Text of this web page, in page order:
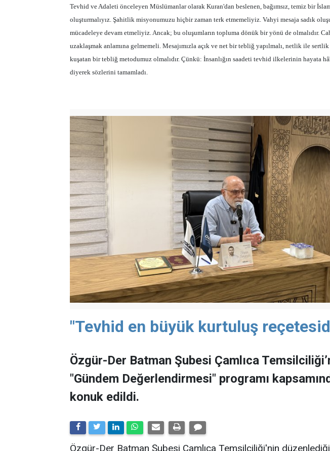
Tevhid ve Adaleti önceleyen Müslümanlar olarak Kuran'dan beslenen, bağımsız, temiz bir
oluşturmalıyız. Şahitlik misyonumuzu hiçbir zaman terk etmemeliyiz. Vahyi mesaja sadık
mücadeleye devam etmeliyiz. Ancak; bu oluşumların topluma dönük bir yönü de olmalıdır.
uzaklaşmak anlamına gelmemeli. Mesajımızla açık ve net bir tebliğ yapılmalı, netlik ile sertlik
kuşatan bir tebliğ metodumuz olmalıdır. Çünkü: İnsanlığın saadeti tevhid ilkelerinin hayata
diyerek sözlerini tamamladı.
"Tevhid en büyük kurtuluş
Özgür-Der Batman Şubesi Çamlıca
"Gündem Değerlendirmesi" programı
konuk edildi.
​Özgür-Der Batman Şubesi Çamlıca Temsilciliği'nin